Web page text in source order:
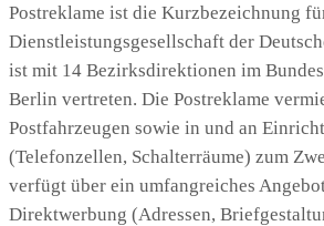
Postreklame ist die Kurzbezeichnung
Dienstleistungsgesellschaft der
ist mit 14 Bezirksdirektionen im
Berlin vertreten. Die Postreklame
Postfahrzeugen sowie in und an
(Telefonzellen, Schalterräume) zum
verfügt über ein umfangreiches
Direktwerbung (Adressen,